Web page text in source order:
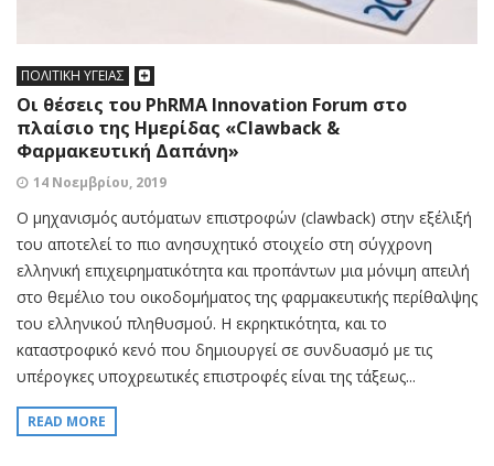
ΠΟΛΙΤΙΚΗ ΥΓΕΙΑΣ
Οι θέσεις του PhRMA Innovation Forum στο
πλαίσιο της Hμερίδας «Clawback &
Φαρμακευτική Δαπάνη»
14 Νοεμβρίου, 2019
Ο μηχανισμός αυτόματων επιστροφών (clawback) στην εξέλιξή
του αποτελεί το πιο ανησυχητικό στοιχείο στη σύγχρονη
ελληνική επιχειρηματικότητα και προπάντων μια μόνιμη απειλή
στο θεμέλιο του οικοδομήματος της φαρμακευτικής περίθαλψης
του ελληνικού πληθυσμού. Η εκρηκτικότητα, και το
καταστροφικό κενό που δημιουργεί σε συνδυασμό με τις
υπέρογκες υποχρεωτικές επιστροφές είναι της τάξεως...
READ MORE